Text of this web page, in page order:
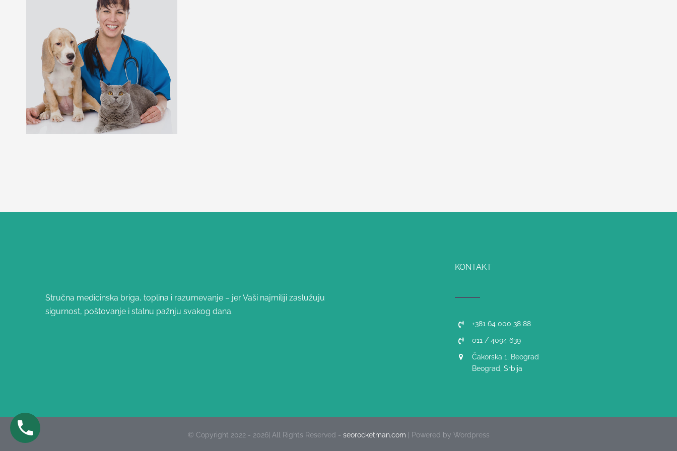
Stručna medicinska briga, toplina i razumevanje – jer Vaši najmiliji zaslužuju
sigurnost, poštovanje i stalnu pažnju svakog dana.
KONTAKT
+381 64 000 38 88
011 / 4094 639
Čakorska 1, Beograd
Beograd, Srbija
© Copyright 2022 - 2026| All Rights Reserved - seorocketman.com | Powered by Wordpress